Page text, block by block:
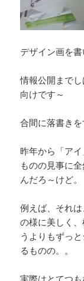
デザイン画を
情報公開まで
向けです～
合間に落書き
昨年から「ア
ものの見事に
んだろ～けど。
例えば、それ
の様に美しく
うよりもずっ
るものの。。